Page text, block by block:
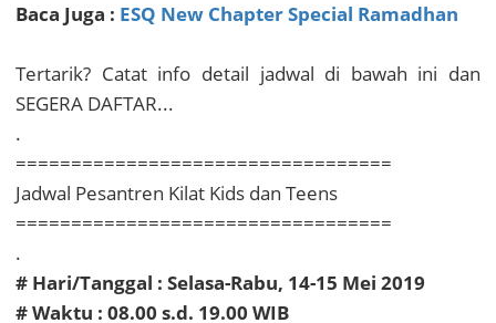
Baca Juga : ESQ New Chapter Special Ramadhan
Tertarik? Catat info detail jadwal di bawah ini dan
SEGERA DAFTAR...
.
==================================
Jadwal Pesantren Kilat Kids dan Teens
==================================
.
# Hari/Tanggal : Selasa-Rabu, 14-15 Mei 2019
# Waktu : 08.00 s.d. 19.00 WIB